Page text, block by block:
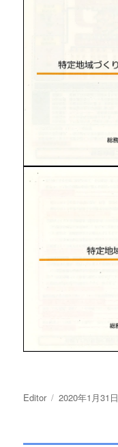
投
Editor
投
2020年1月31日